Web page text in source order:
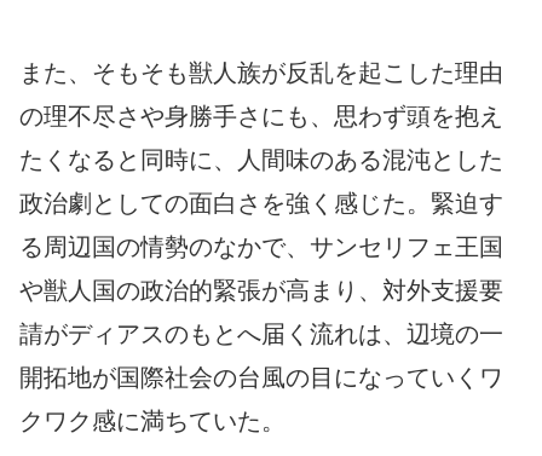
また、そもそも獣人族が反乱を起こした理由
の理不尽さや身勝手さにも、思わず頭を抱え
たくなると同時に、人間味のある混沌とした
政治劇としての面白さを強く感じた。緊迫す
る周辺国の情勢のなかで、サンセリフェ王国
や獣人国の政治的緊張が高まり、対外支援要
請がディアスのもとへ届く流れは、辺境の一
開拓地が国際社会の台風の目になっていくワ
クワク感に満ちていた。